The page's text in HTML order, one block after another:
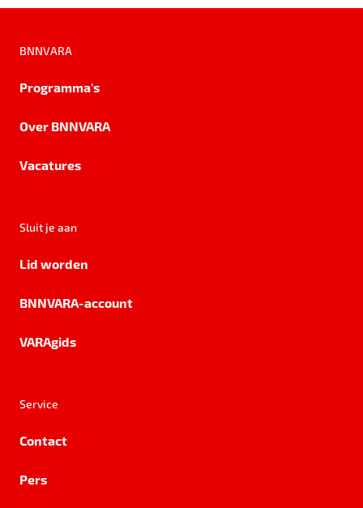
BNNVARA
Programma's
Over BNNVARA
Vacatures
Sluit je aan
Lid worden
BNNVARA-account
VARAgids
Service
Contact
Pers